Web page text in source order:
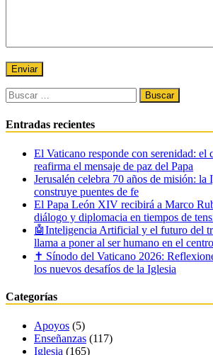
Buscar:
Entradas recientes
El Vaticano responde con serenidad: el
reafirma el mensaje de paz del Papa
Jerusalén celebra 70 años de misión: la
construye puentes de fe
El Papa León XIV recibirá a Marco
diálogo y diplomacia en tiempos de
🤖Inteligencia Artificial y el futuro del
llama a poner al ser humano en el centro
✝️ Sínodo del Vaticano 2026:
los nuevos desafíos de la Iglesia
Categorías
Apoyos (5)
Enseñanzas (117)
Iglesia (165)